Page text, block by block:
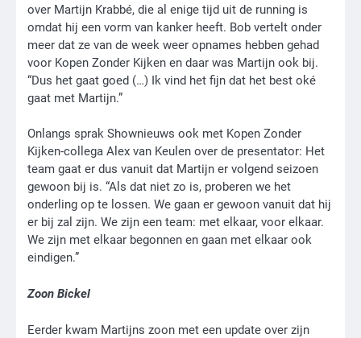
over Martijn Krabbé, die al enige tijd uit de running is
omdat hij een vorm van kanker heeft. Bob vertelt onder
meer dat ze van de week weer opnames hebben gehad
voor Kopen Zonder Kijken en daar was Martijn ook bij.
“Dus het gaat goed (…) Ik vind het fijn dat het best oké
gaat met Martijn.”
Onlangs sprak Shownieuws ook met Kopen Zonder
Kijken-collega Alex van Keulen over de presentator: Het
team gaat er dus vanuit dat Martijn er volgend seizoen
gewoon bij is. “Als dat niet zo is, proberen we het
onderling op te lossen. We gaan er gewoon vanuit dat hij
er bij zal zijn. We zijn een team: met elkaar, voor elkaar.
We zijn met elkaar begonnen en gaan met elkaar ook
eindigen.”
Zoon Bickel
Eerder kwam Martijns zoon met een update over zijn